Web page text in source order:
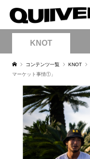
KNOT
コンテンツ一覧 KNOT
マーケット事情①」